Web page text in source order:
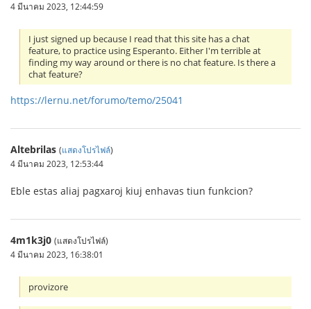
4 มีนาคม 2023, 12:44:59
I just signed up because I read that this site has a chat
feature, to practice using Esperanto. Either I'm terrible at
finding my way around or there is no chat feature. Is there a
chat feature?
https://lernu.net/forumo/temo/25041
Altebrilas (แสดงโปรไฟล์)
4 มีนาคม 2023, 12:53:44
Eble estas aliaj pagxaroj kiuj enhavas tiun funkcion?
4m1k3j0 (แสดงโปรไฟล์)
4 มีนาคม 2023, 16:38:01
provizore